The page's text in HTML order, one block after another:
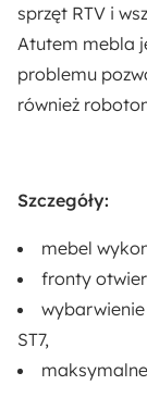
Materiał
Płyta
Materiał
Dostępne
Nie
Długość:
sprzęt RTV i
Atutem mebla
problemu
również
Szczegóły:
mebel
fronty
wybarwienie
ST7,